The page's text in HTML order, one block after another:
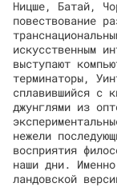
Ницше, Батай,
повествование
искусственным
выступают
терминаторы,
сплавившийся с
джунглями из
нежели
восприятия
наши дни.
ландовской